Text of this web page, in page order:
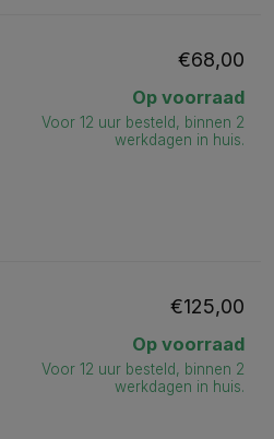
€68,00
Op voorraad
Voor 12 uur besteld, binnen 2
werkdagen in huis.
€125,00
Op voorraad
Voor 12 uur besteld, binnen 2
werkdagen in huis.